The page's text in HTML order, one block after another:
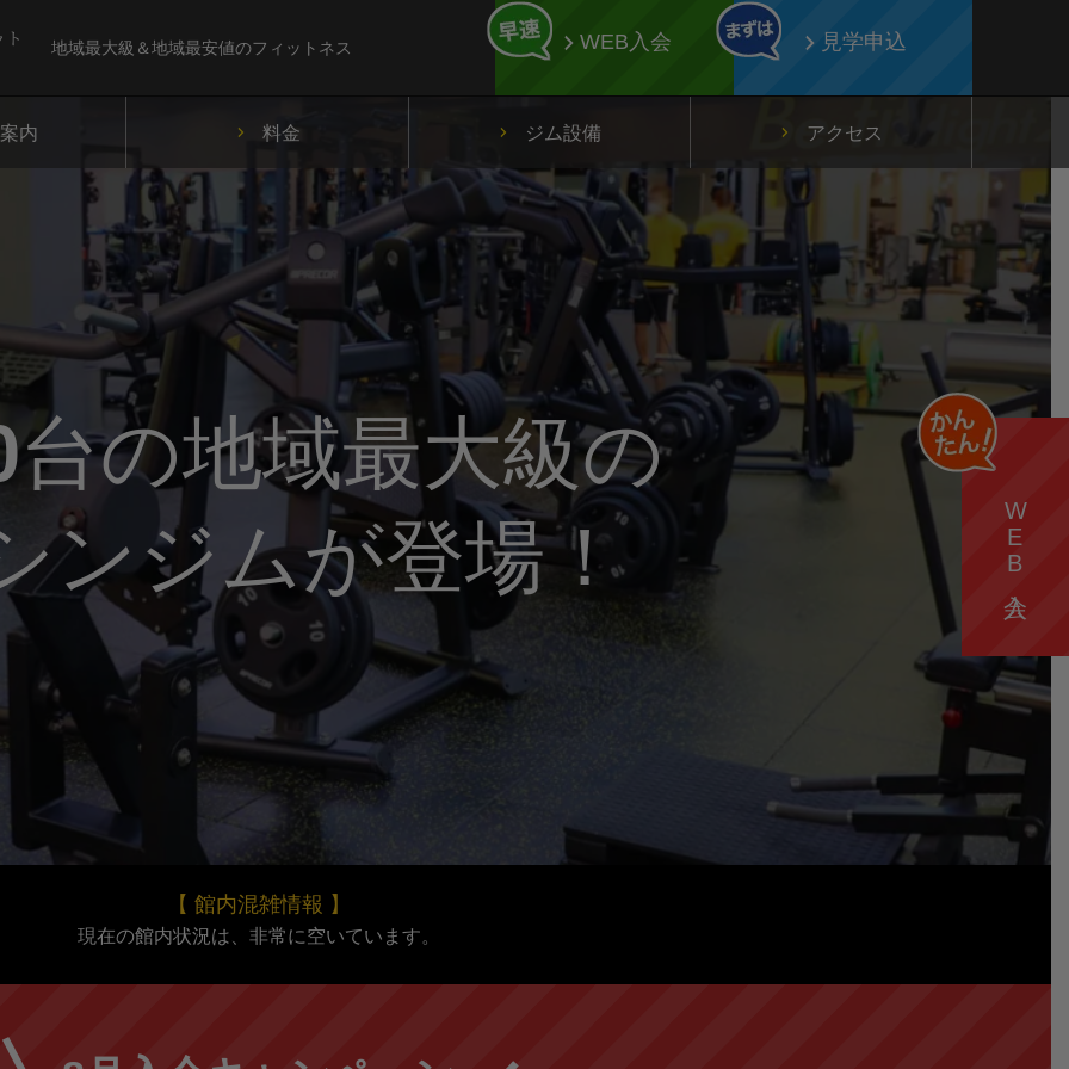
地域最大級＆地域最安値のフィットネス WEB入会 見学申込
内 料金 ジム設備 アクセス
台の地域最大級の
ンジムが登場！
WEB入会
【 館内混雑情報 】
現在の館内状況は、非常に空いています。